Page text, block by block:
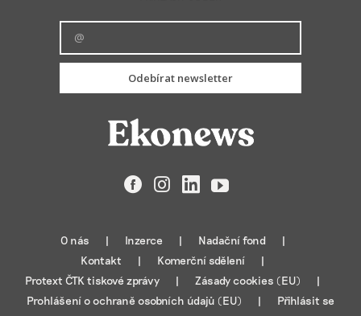
Odebírat newsletter
FacebookInstagramLinkedIn
YouTube
O nás Inzerce
Nadační fond
Kontakt
Komerční sdělení
Protext ČTK tiskové zprávy
Zásady cookies (EU)
Prohlášení o ochraně osobních údajů (EU)
Přihlásit se